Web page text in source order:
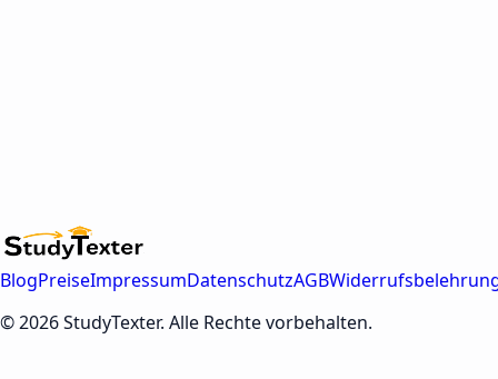
BlogPreiseImpressumDatenschutzAGB
© 2026 StudyTexter. Alle Rechte vorbehalten.